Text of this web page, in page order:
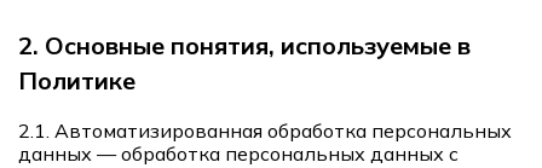
2. Основные понятия, используемые в
Политике
2.1. Автоматизированная обработка персональных
данных — обработка персональных данных с